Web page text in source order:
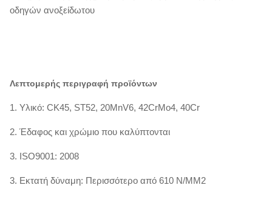
οδηγών ανοξείδωτου
Λεπτομερής περιγραφή προϊόντων
1. Υλικό: CK45, ST52, 20MnV6, 42CrMo4, 40Cr
2. Έδαφος και χρώμιο που καλύπτονται
3. ISO9001: 2008
3. Εκτατή δύναμη: Περισσότερο από 610 N/MM2